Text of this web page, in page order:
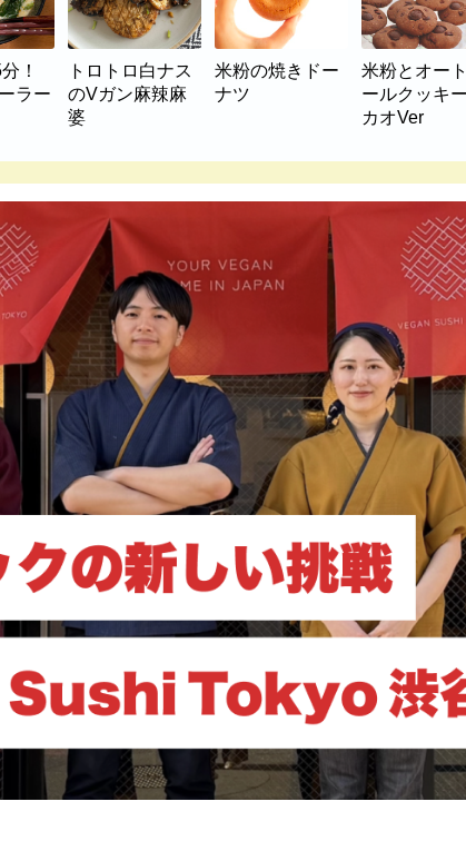
！
ラー
トロトロ白ナス
のVガン麻辣麻
婆
米粉の焼きドー
ナツ
米粉とオー
ールクッキ
カオVer